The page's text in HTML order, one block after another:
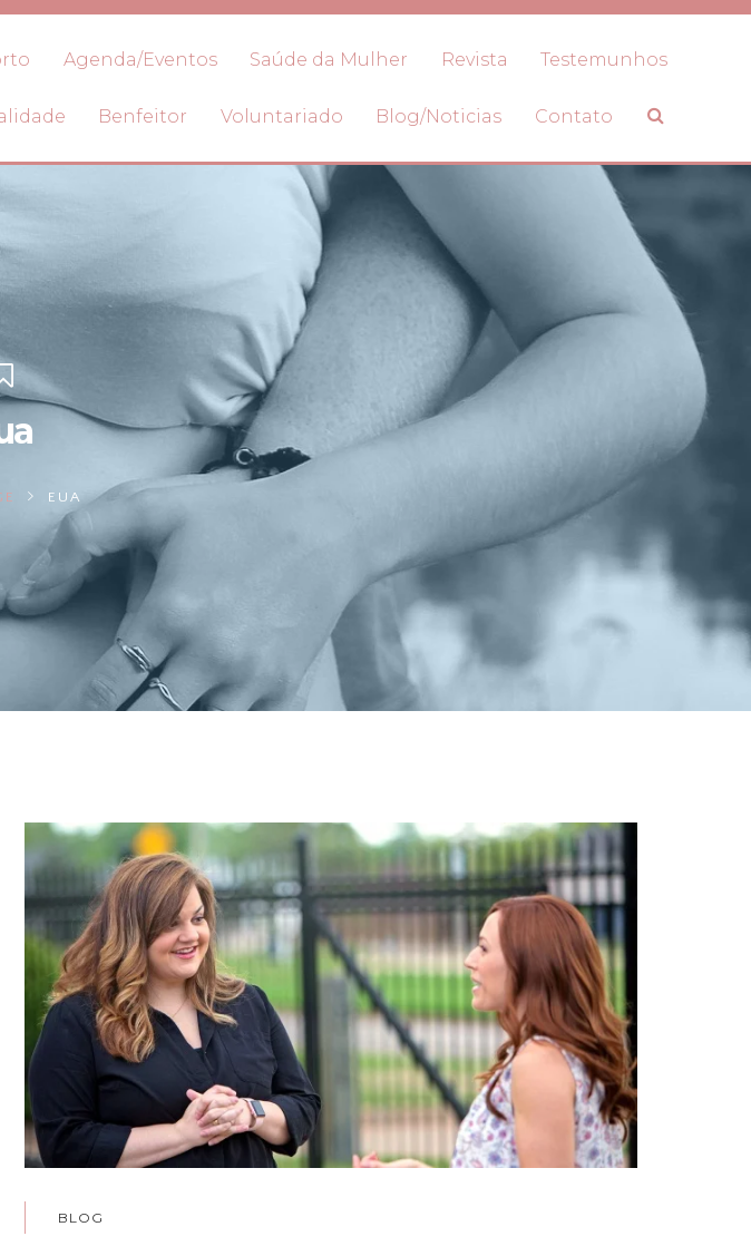
Agenda/Eventos Saúde da Mulher Revista Testemunhos
Benfeitor Voluntariado Blog/Noticias Contato
EUA
BLOG